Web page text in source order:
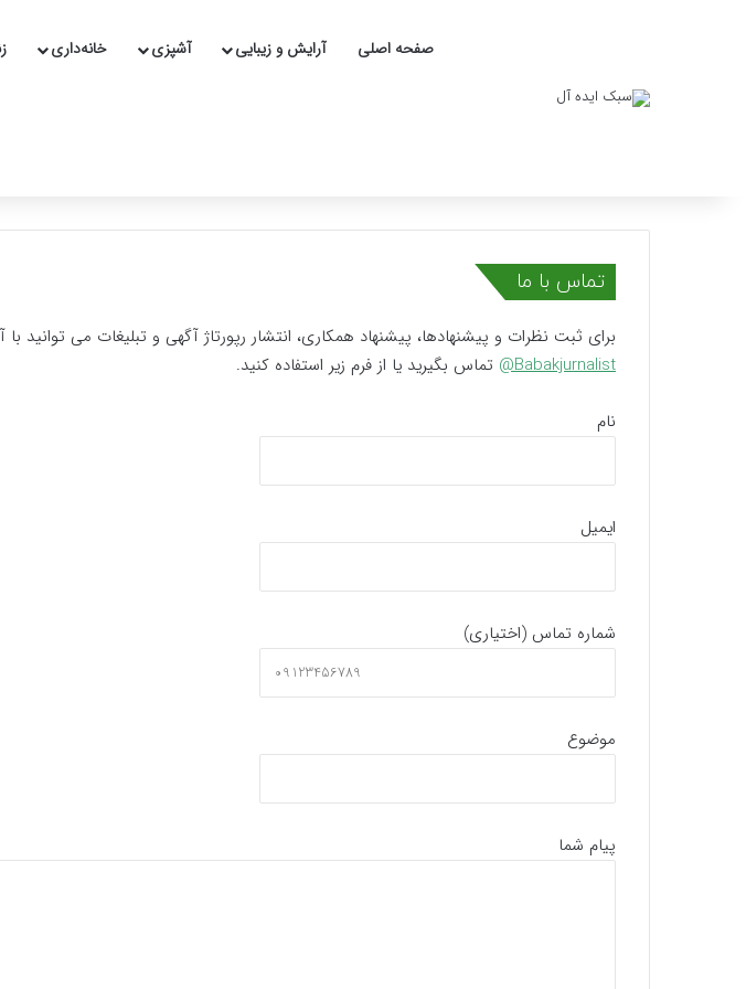
صفحه اصلی آرایش و زیبایی آشپزی خانه‌داری
تماس با ما
برای ثبت نظرات و پیشنهادها، پیشنهاد همکاری، انتشار رپورتاژ آگهی و تبلیغات می توانید با
Babakjurnalist@
تماس بگیرید یا از فرم زیر استفاده کنید.
نام
ایمیل
شماره تماس (اختیاری)
موضوع
پیام شما